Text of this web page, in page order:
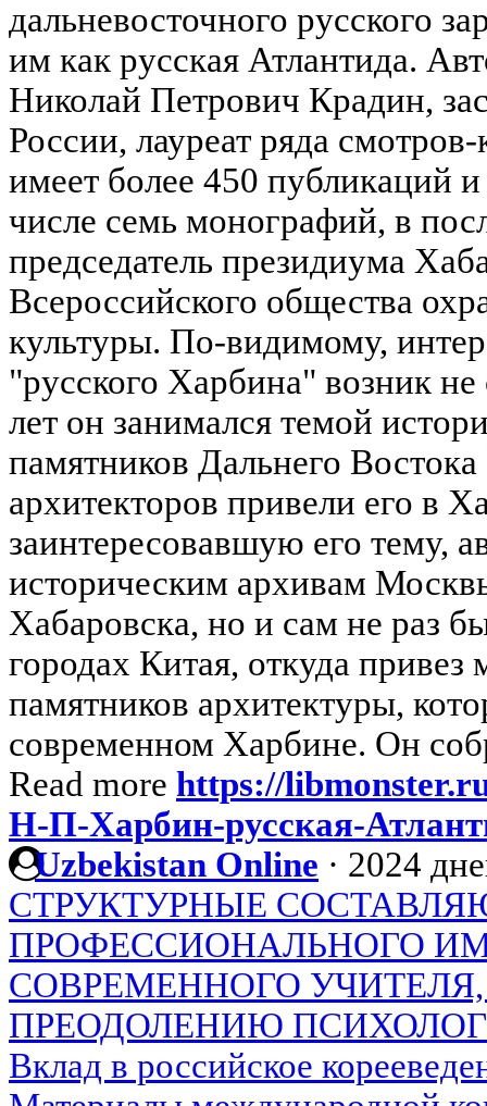
дальневосточного русского
им как русская Атлантида.
Николай Петрович Крадин,
России, лауреат ряда
имеет более 450 публикаций
числе семь монографий, в
председатель президиума
Всероссийского общества
культуры. По-видимому,
"русского Харбина" возник
лет он занимался темой
памятников Дальнего
архитекторов привели его в
заинтересовавшую его тему,
историческим архивам
Хабаровска, но и сам не раз
городах Китая, откуда
памятников архитектуры,
современном Харбине. Он
Read more https://
Н-П-Харбин-русская-
Uzbekistan Online · 2024
СТРУКТУРНЫЕ
ПРОФЕССИОНАЛЬНОГО
СОВРЕМЕННОГО
ПРЕОДОЛЕНИЮ
Вклад в российское